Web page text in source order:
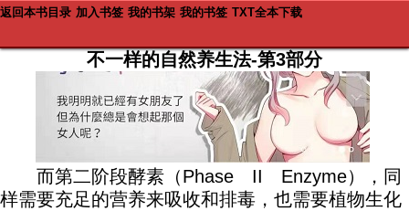
返回本书目录 加入书签 我的书架 我的书签 TXT全本下载
不一样的自然养生法-第3部分
而第二阶段酵素（Phase II Enzyme），同
样需要充足的营养来吸收和排毒，也需要植物生化